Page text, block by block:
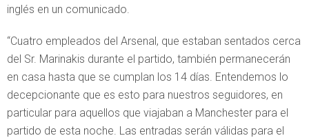
inglés en un comunicado.
“Cuatro empleados del Arsenal, que estaban sentados cerca
del Sr. Marinakis durante el partido, también permanecerán
en casa hasta que se cumplan los 14 días. Entendemos lo
decepcionante que es esto para nuestros seguidores, en
particular para aquellos que viajaban a Manchester para el
partido de esta noche. Las entradas serán válidas para el